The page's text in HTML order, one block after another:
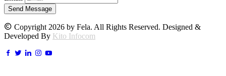
Send Message
Copyright 2026 by Fela. All Rights Reserved. Designed &
Developed By Kito Infocom